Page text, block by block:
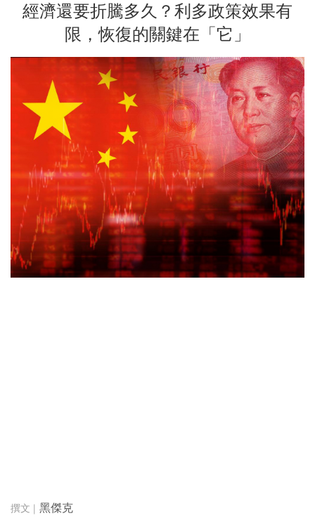
經濟還要折騰多久？利多政策效果有
限，恢復的關鍵在「它」
黑傑克